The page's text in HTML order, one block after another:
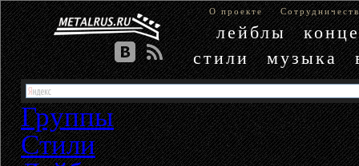
О проекте
лейблы
стили
музыка
Группы
Стили